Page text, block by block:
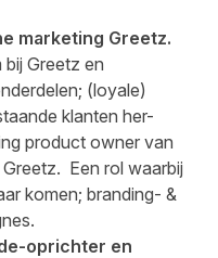
marketing Greetz.
Greetz en
(loyale)
klanten her-
product owner van
Een rol waarbij
komen; branding- &
oprichter en